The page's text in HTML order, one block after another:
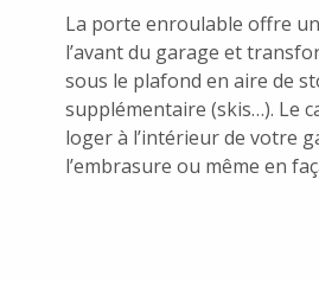
La porte enroulable offre
l’avant du garage et
sous le plafond en aire de
supplémentaire (skis…). Le
loger à l’intérieur de votre
l’embrasure ou même en